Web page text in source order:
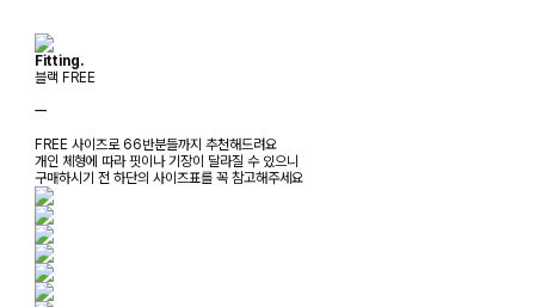
Fitting.
블랙 FREE
ㅡ
FREE 사이즈로 66반분들까지 추천해드려요
개인 체형에 따라 핏이나 기장이 달라질 수 있으니
구매하시기 전 하단의 사이즈표를 꼭 참고해주세요